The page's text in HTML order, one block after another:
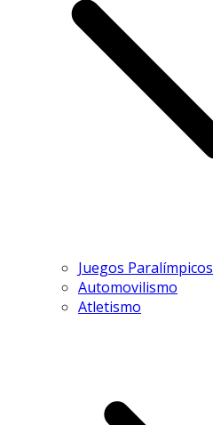
Juegos Paralímpicos
Automovilismo
Atletismo